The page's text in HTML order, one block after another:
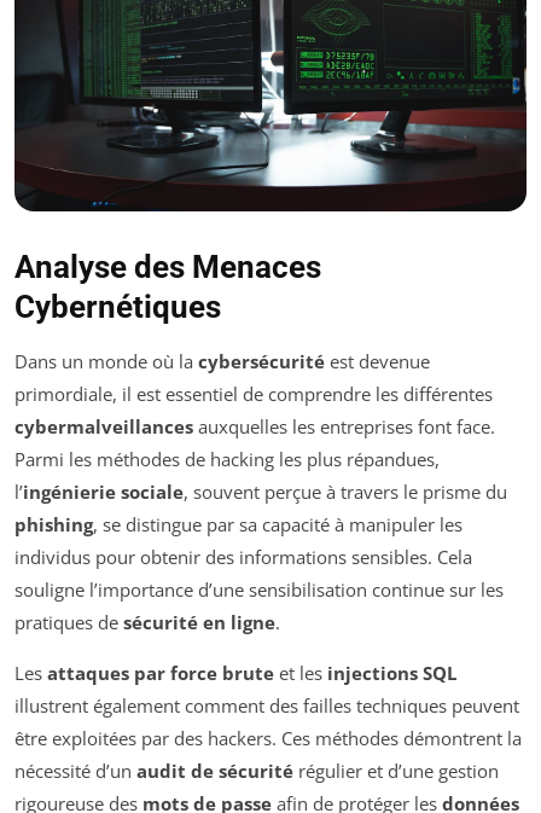
Analyse des Menaces
Cybernétiques
Dans un monde où la cybersécurité est devenue
primordiale, il est essentiel de comprendre les différentes
cybermalveillances auxquelles les entreprises font face.
Parmi les méthodes de hacking les plus répandues,
l’ingénierie sociale, souvent perçue à travers le prisme du
phishing, se distingue par sa capacité à manipuler les
individus pour obtenir des informations sensibles. Cela
souligne l’importance d’une sensibilisation continue sur les
pratiques de sécurité en ligne.
Les attaques par force brute et les injections SQL
illustrent également comment des failles techniques peuvent
être exploitées par des hackers. Ces méthodes démontrent la
nécessité d’un audit de sécurité régulier et d’une gestion
rigoureuse des mots de passe afin de protéger les données